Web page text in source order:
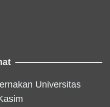
Universitas